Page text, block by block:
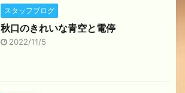
スタッフブログ
秋口のきれいな青空と電停
2022/11/5